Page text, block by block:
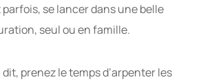
se lancer dans une belle
seul ou en famille.
prenez le temps d’arpenter les